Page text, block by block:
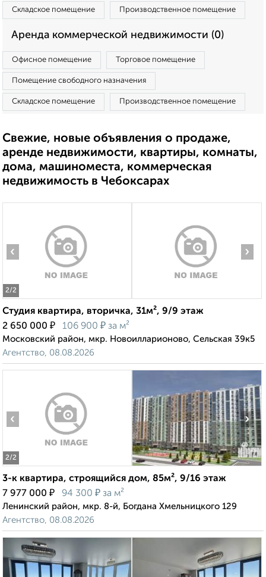
Складское помещение Производственное помещение
Аренда коммерческой недвижимости (0)
Офисное помещение Торговое помещение
Помещение свободного назначения
Складское помещение Производственное помещение
Свежие, новые объявления о продаже,
аренде недвижимости, квартиры, комнаты,
дома, машиноместа, коммерческая
недвижимость в Чебоксарах
2/2
‹ ›
Студия квартира, вторичка, 31м², 9/9 этаж
2 650 000 ₽ 106 900 ₽ за м²
Московский район, мкр. Новоилларионово, Сельская 39к5
Агентство, 08.08.2026
2/2
‹ ›
3-к квартира, строящийся дом, 85м², 9/16 этаж
7 977 000 ₽ 94 300 ₽ за м²
Ленинский район, мкр. 8-й, Богдана Хмельницкого 129
Агентство, 08.08.2026